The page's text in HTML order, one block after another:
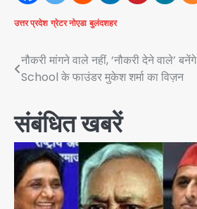
उत्तर प्रदेश ग्रेटर नोएडा बुलंदशहर
Post
navigation
नौकरी मांगने वाले नहीं, ‘नौकरी देने वाले’
School के फाउंडर मुकेश शर्मा का विज़न
संबंधित खबरें